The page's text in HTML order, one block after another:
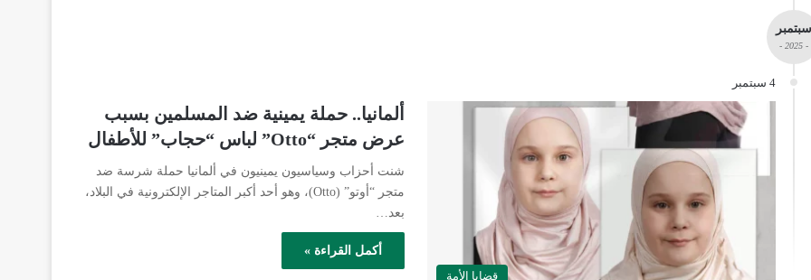
سبتمبر
- 2025 -
4 سبتمبر
قضايا الأمة
ألمانيا.. حملة يمينية ضد المسلمين بسبب
عرض متجر “Otto” لباس “حجاب” للأطفال
شنت أحزاب وسياسيون يمينيون في ألمانيا حملة شرسة ضد
متجر “أوتو” (Otto)، وهو أحد أكبر المتاجر الإلكترونية في البلاد،
بعد…
أكمل القراءة »